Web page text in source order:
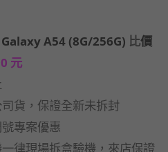
A54 (8G/256G) 比價
元
貨，保證全新未拆封
專案優惠
律現場拆盒驗機，來店保證